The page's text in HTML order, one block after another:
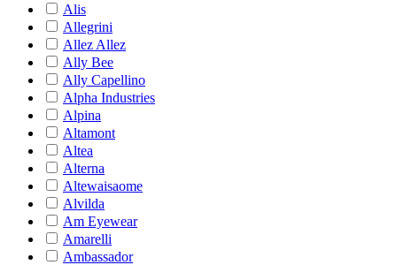
Alis
Allegrini
Allez Allez
Ally Bee
Ally Capellino
Alpha Industries
Alpina
Altamont
Altea
Alterna
Altewaisaome
Alvilda
Am Eyewear
Amarelli
Ambassador